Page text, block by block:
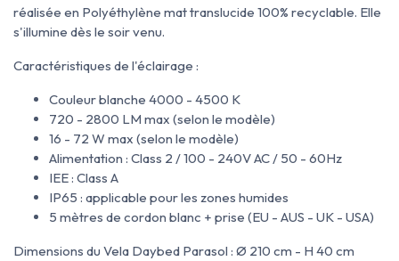
réalisée en Polyéthylène mat translucide 100% recyclable. Elle
s'illumine dès le soir venu.
Caractéristiques de l'éclairage :
Couleur blanche 4000 - 4500 K
720 - 2800 LM max (selon le modèle)
16 - 72 W max (selon le modèle)
Alimentation : Class 2 / 100 - 240V AC / 50 - 60Hz
IEE : Class A
IP65 : applicable pour les zones humides
5 mètres de cordon blanc + prise (EU - AUS - UK - USA)
Dimensions du Vela Daybed Parasol : Ø 210 cm - H 40 cm